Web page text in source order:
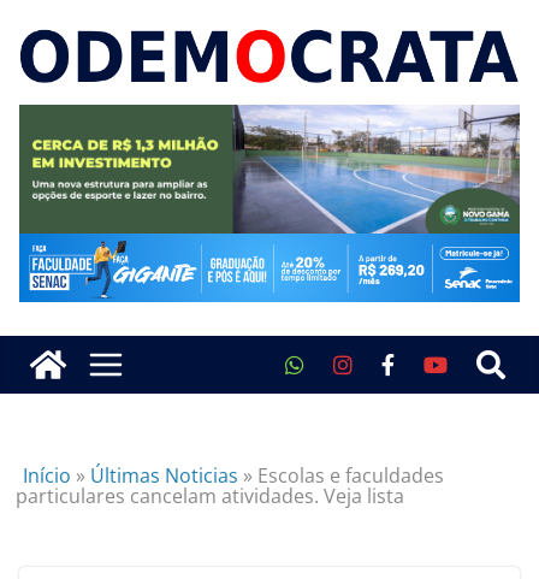
Início » Últimas Noticias » Escolas e faculdades
particulares cancelam atividades. Veja lista